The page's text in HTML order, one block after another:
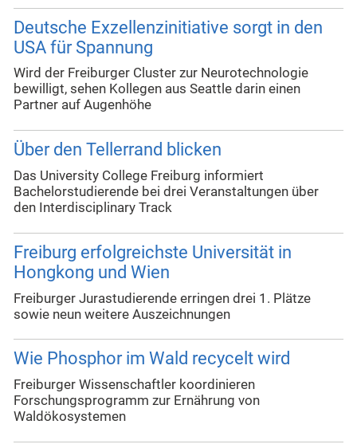
Deutsche Exzellenzinitiative sorgt in den
USA für Spannung
Wird der Freiburger Cluster zur Neurotechnologie
bewilligt, sehen Kollegen aus Seattle darin einen
Partner auf Augenhöhe
Über den Tellerrand blicken
Das University College Freiburg informiert
Bachelorstudierende bei drei Veranstaltungen über
den Interdisciplinary Track
Freiburg erfolgreichste Universität in
Hongkong und Wien
Freiburger Jurastudierende erringen drei 1. Plätze
sowie neun weitere Auszeichnungen
Wie Phosphor im Wald recycelt wird
Freiburger Wissenschaftler koordinieren
Forschungsprogramm zur Ernährung von
Waldökosystemen